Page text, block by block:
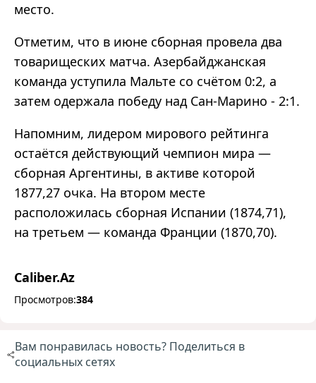
место.
Отметим, что в июне сборная провела два
товарищеских матча. Азербайджанская
команда уступила Мальте со счётом 0:2, а
затем одержала победу над Сан-Марино - 2:1.
Напомним, лидером мирового рейтинга
остаётся действующий чемпион мира —
сборная Аргентины, в активе которой
1877,27 очка. На втором месте
расположилась сборная Испании (1874,71),
на третьем — команда Франции (1870,70).
Caliber.Az
Просмотров:384
Вам понравилась новость? Поделиться в
социальных сетях